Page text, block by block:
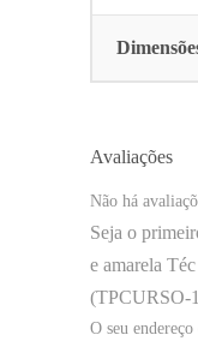
Avaliações
Não há
Seja o
e amarela
(TPCURSO-
O seu